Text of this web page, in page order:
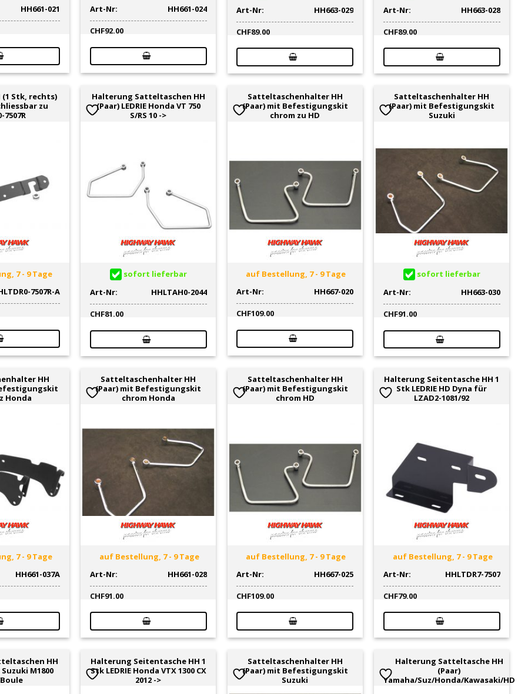
HH661-021
Art-Nr:
HH661-024
CHF92.00
Art-Nr:
HH663-029
CHF89.00
Art-Nr:
HH663-028
CHF89.00
Stk, rechts)
zu
7507R
7 - 9 Tage
7507R-A
Halterung Satteltaschen HH
(Paar) LEDRIE Honda VT 750
S/RS 10 ->
sofort lieferbar
Art-Nr:
HHLTAH0-2044
CHF81.00
Satteltaschenhalter HH
(Paar) mit Befestigungskit
chrom zu HD
auf Bestellung, 7 - 9 Tage
Art-Nr:
HH667-020
CHF109.00
Satteltaschenhalter HH
(Paar) mit Befestigungskit
Suzuki
sofort lieferbar
Art-Nr:
HH663-030
CHF91.00
HH
Honda
7 - 9 Tage
HH661-037A
Satteltaschenhalter HH
(Paar) mit Befestigungskit
chrom Honda
auf Bestellung, 7 - 9 Tage
Art-Nr:
HH661-028
CHF91.00
Satteltaschenhalter HH
(Paar) mit Befestigungskit
chrom HD
auf Bestellung, 7 - 9 Tage
Art-Nr:
HH667-025
CHF109.00
Halterung Seitentasche HH 1
Stk LEDRIE HD Dyna für
LZAD2-1081/92
auf Bestellung, 7 - 9 Tage
Art-Nr:
HHLTDR7-7507
CHF79.00
HH
Suzuki M1800
Halterung Seitentasche HH 1
Stk LEDRIE Honda VTX 1300 CX
2012 ->
Satteltaschenhalter HH
(Paar) mit Befestigungskit
Suzuki
Halterung Satteltasche HH
(Paar)
Yamaha/Suz/Honda/Kawasaki/HD